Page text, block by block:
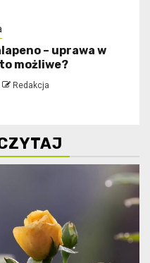
– uprawa w
możliwe?
Redakcja